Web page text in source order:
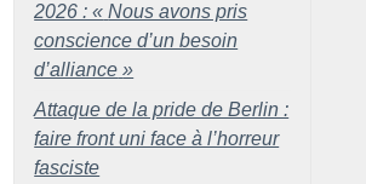
2026 : « Nous avons pris
conscience d’un besoin
d’alliance »
Attaque de la pride de Berlin :
faire front uni face à l’horreur
fasciste